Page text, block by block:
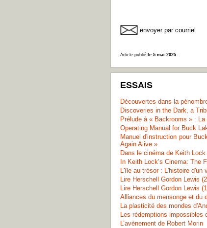
envoyer par courriel
Article publié le 5 mai 2025.
ESSAIS
Découvertes dans la
Discoveries in the Dark, a
Prélude à « Backrooms » :
Operating Manual for Buck
Manuel d'instruction pour
Again Alive »
Dans le cinéma de Keith
In Keith Lock’s Cinema: The
L'île au trésor : L'histoire d'un
Lire Herschell Gordon Lewis
Lire Herschell Gordon Lewis
Alliances du mensonge et du
La plasticité des mondes
Les rédemptions impossibles
L’avènement de Robert Morin